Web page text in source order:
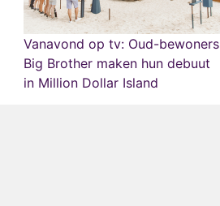
Vanavond op tv: Oud-bewoners
Big Brother maken hun debuut
in Million Dollar Island